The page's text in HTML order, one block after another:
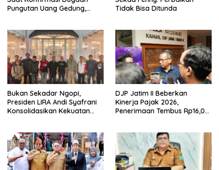
Pungutan Uang Gedung,
Buka suara
Tidak Bisa Ditunda
Bukan Sekadar Ngopi,
Presiden LIRA Andi Syafrani
Konsolidasikan Kekuatan
DJP Jatim II Beberkan
Kinerja Pajak 2026,
Penerimaan Tembus Rp16,08